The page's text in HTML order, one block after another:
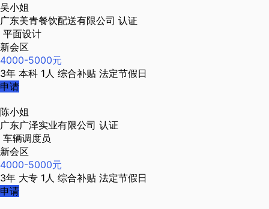
吴小姐
广东美青餐饮配送有限公司 认证
平面设计
新会区
4000-5000元
3年 本科 1人 综合补贴 法定节假日
申请
陈小姐
广东广泽实业有限公司 认证
车辆调度员
新会区
4000-5000元
3年 大专 1人 综合补贴 法定节假日
申请